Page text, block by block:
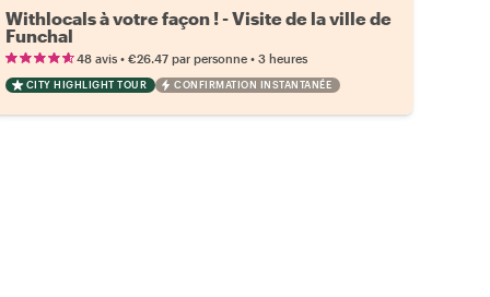
Withlocals à votre façon ! - Visite de la ville de
Funchal
48 avis• €26.47 par personne• 3 heures
CITY HIGHLIGHT TOUR CONFIRMATION INSTANTANÉE